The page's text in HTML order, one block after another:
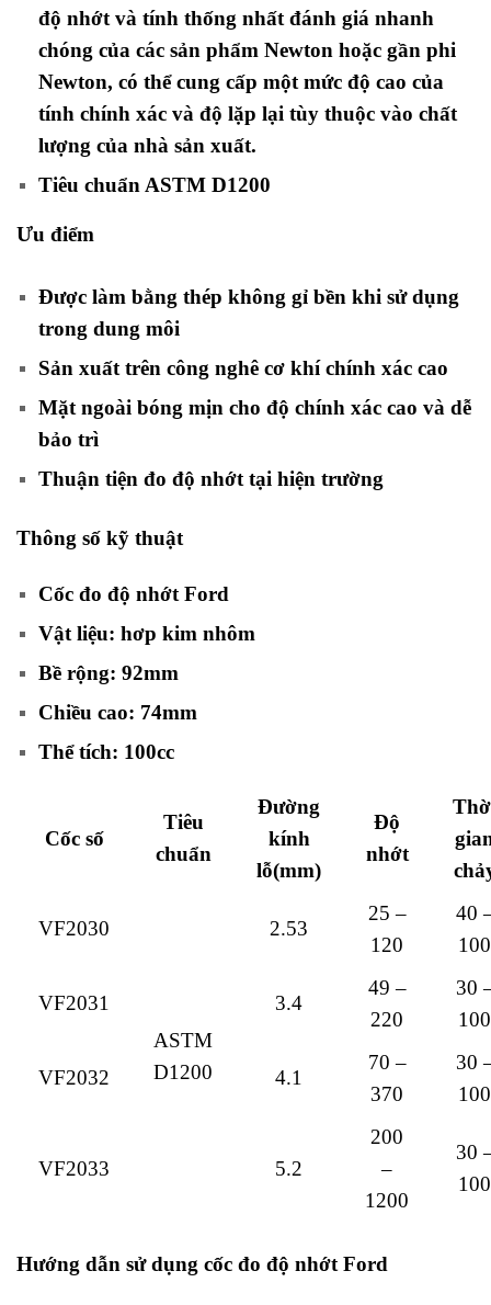
độ nhớt và tính thống nhất đánh giá nhanh
chóng của các sản phẩm Newton hoặc gần phi
Newton, có thể cung cấp một mức độ cao của
tính chính xác và độ lặp lại tùy thuộc vào chất
lượng của nhà sản xuất.
Tiêu chuẩn ASTM D1200
Ưu điểm
Được làm bằng thép không gỉ bền khi sử dụng
trong dung môi
Sản xuất trên công nghê cơ khí chính xác cao
Mặt ngoài bóng mịn cho độ chính xác cao và dễ
bảo trì
Thuận tiện đo độ nhớt tại hiện trường
Thông số kỹ thuật
Cốc đo độ nhớt Ford
Vật liệu: hơp kim nhôm
Bề rộng: 92mm
Chiều cao: 74mm
Thể tích: 100cc
Cốc số
Tiêu
chuẩn
Đường
kính
lỗ(mm)
Độ
nhớt
VF2030
ASTM
D1200
2.53
25 –
120
40
100
VF2031 3.4
49 –
220
30
100
VF2032 4.1
70 –
370
30
100
VF2033 5.2
200
–
1200
30
100
Hướng dẫn sử dụng cốc đo độ nhớt Ford